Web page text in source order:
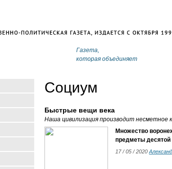
Газета,
которая объединяет
Социум
Быстрые вещи века
Наша цивилизация производит несметное
Множество
предметы десятой
17 / 05 / 2020